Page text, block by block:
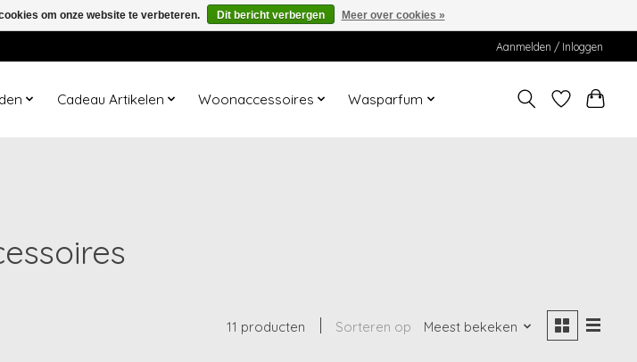
Aanmelden / Inloggen
Cadeau Artikelen Woonaccessoires Wasparfum
11 producten Sorteren op Meest bekeken
om onze website te verbeteren. Dit bericht verbergen Meer over cookies »